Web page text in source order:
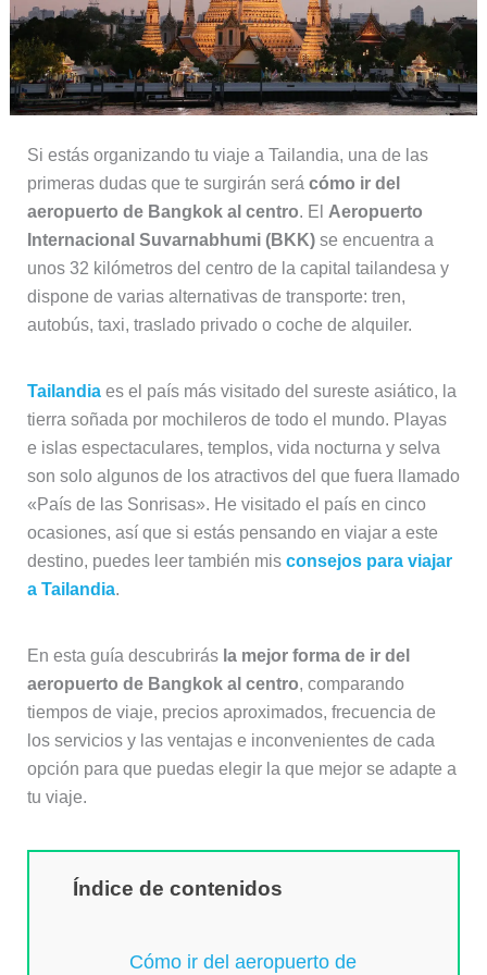
Si estás organizando tu viaje a Tailandia, una de las
primeras dudas que te surgirán será cómo ir del
aeropuerto de Bangkok al centro. El Aeropuerto
Internacional Suvarnabhumi (BKK)se encuentra a
unos 32 kilómetros del centro de la capital tailandesa y
dispone de varias alternativas de transporte: tren,
autobús, taxi, traslado privado o coche de alquiler.
Tailandiaes el país más visitado del sureste asiático, la
tierra soñada por mochileros de todo el mundo. Playas
e islas espectaculares, templos, vida nocturna y selva
son solo algunos de los atractivos del que fuera llamado
«País de las Sonrisas». He visitado el país en cinco
ocasiones, así que si estás pensando en viajar a este
destino, puedes leer también mis consejos para viajar
a Tailandia.
En esta guía descubrirás la mejor forma de ir del
aeropuerto de Bangkok al centro, comparando
tiempos de viaje, precios aproximados, frecuencia de
los servicios y las ventajas e inconvenientes de cada
opción para que puedas elegir la que mejor se adapte a
tu viaje.
Índice de contenidos
Cómo ir del aeropuerto de